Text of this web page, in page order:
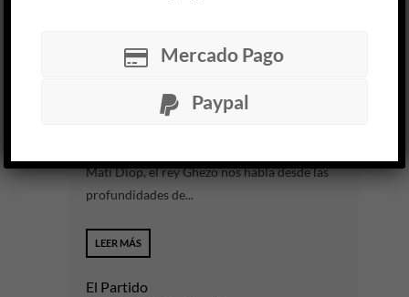
CINE Y TV
Patricio Pina
Mati Diop, el rey Ghezo nos habla desde las
profundidades de...
LEER MÁS
El Partido
Mercado Pago
Paypal